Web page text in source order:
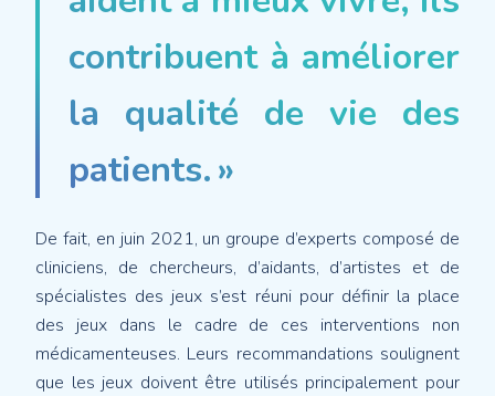
contribuent à améliorer
la qualité de vie des
patients. »
De fait, en juin 2021, un groupe d’experts composé de
cliniciens, de chercheurs, d’aidants, d’artistes et de
spécialistes des jeux s’est réuni pour définir la place
des jeux dans le cadre de ces interventions non
médicamenteuses. Leurs recommandations soulignent
que les jeux doivent être utilisés principalement pour